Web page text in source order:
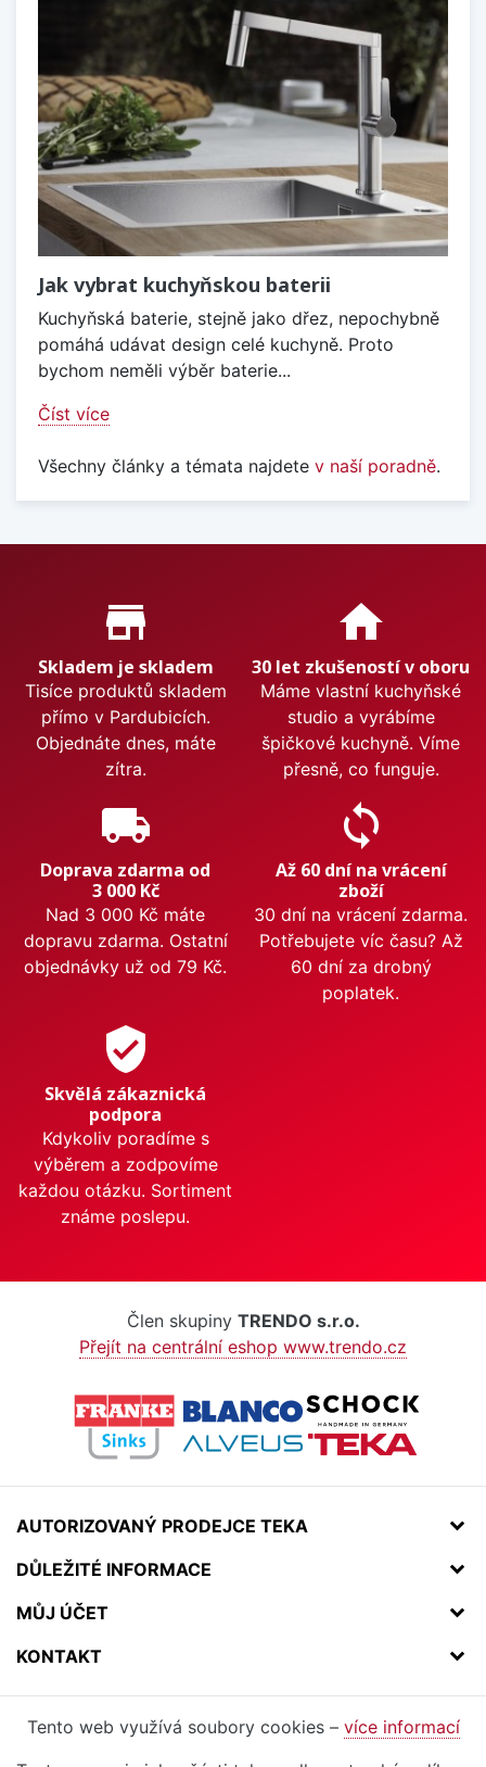
Jak vybrat kuchyňskou baterii
Kuchyňská baterie, stejně jako dřez, nepochybně
pomáhá udávat design celé kuchyně. Proto
bychom neměli výběr baterie...
Číst více
Všechny články a témata najdete v naší poradně.
Proč nakupovat u nás?
store_mall_directory
Skladem je skladem
Tisíce produktů skladem
přímo v Pardubicích.
Objednáte dnes, máte
zítra.
home
30 let zkušeností v oboru
Máme vlastní kuchyňské
studio a vyrábíme
špičkové kuchyně. Víme
přesně, co funguje.
local_shipping
Doprava zdarma od
3 000 Kč
Nad 3 000 Kč máte
dopravu zdarma. Ostatní
objednávky už od 79 Kč.
sync
Až 60 dní na vrácení
zboží
30 dní na vrácení zdarma.
Potřebujete víc času? Až
60 dní za drobný
poplatek.
verified_user
Skvělá zákaznická
podpora
Kdykoliv poradíme s
výběrem a zodpovíme
každou otázku. Sortiment
známe poslepu.
Člen skupiny TRENDO s.r.o.
Přejít na centrální eshop www.trendo.cz
AUTORIZOVANÝ PRODEJCE TEKA
DŮLEŽITÉ INFORMACE
MŮJ ÚČET
KONTAKT
Tento web využívá soubory cookies – více informací